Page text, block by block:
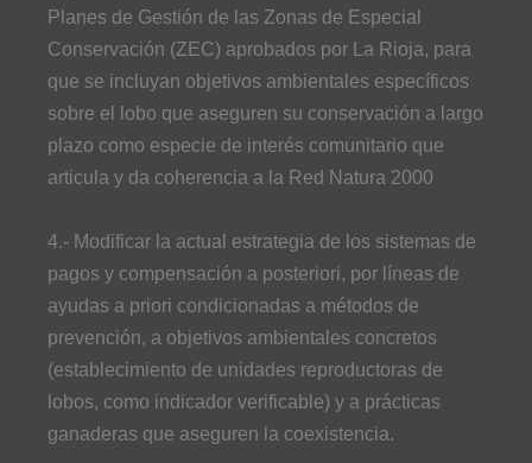
Planes de Gestión de las Zonas de Especial
Conservación (ZEC) aprobados por La Rioja, para
que se incluyan objetivos ambientales específicos
sobre el lobo que aseguren su conservación a largo
plazo como especie de interés comunitario que
articula y da coherencia a la Red Natura 2000
4.- Modificar la actual estrategia de los sistemas de
pagos y compensación a posteriori, por líneas de
ayudas a priori condicionadas a métodos de
prevención, a objetivos ambientales concretos
(establecimiento de unidades reproductoras de
lobos, como indicador verificable) y a prácticas
ganaderas que aseguren la coexistencia.